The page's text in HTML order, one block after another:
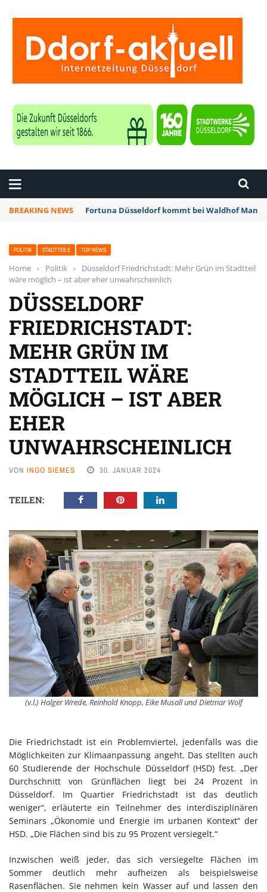
BREAKING NEWS Fortuna Düsseldorf kommt bei Waldhof
POLITIK STADTTEILE TOP NEWS
Home › Politik ›
Düsseldorf Friedrichstadt: Mehr Grün im Stadtteil
wäre möglich – ist aber eher unwahrscheinlich
DÜSSELDORF
FRIEDRICHSTADT:
MEHR GRÜN IM
STADTTEIL WÄRE
MÖGLICH – IST ABER
EHER
UNWAHRSCHEINLICH
VON INGO SIEMES 30. JANUAR 2024
TEILEN:
(v.l.) Holger Wrede, Reinhold Knopp, Eike Musall und Dietmar Wolf
Die Friedrichstadt ist ein Problemviertel, jedenfalls was die
Möglichkeiten zur Klimaanpassung angeht. Das stellten auch
60 Studierende der Hochschule Düsseldorf (HSD) fest. „Der
Durchschnitt von Grünflächen liegt bei 24 Prozent in
Düsseldorf. Im Quartier Friedrichstadt ist das deutlich
weniger“, erläuterte ein Teilnehmer des interdisziplinären
Seminars „Ökonomie und Energie im urbanen Kontext“ der
HSD. „Die Flächen sind bis zu 95 Prozent versiegelt.“
Inzwischen weiß jeder, das sich versiegelte Flächen im
Sommer deutlich mehr aufheizen als beispielsweise
Rasenflächen. Sie nehmen kein Wasser auf und lassen den